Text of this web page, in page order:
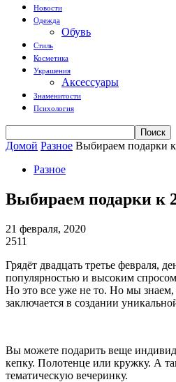
Новости
Одежда
Обувь
Стиль
Косметика
Украшения
Аксессуары
Знаменитости
Психология
Домой Разное Выбираем подарки
Разное
Выбираем подарки к
21 февраля, 2020
2511
Грядёт двадцать третье февраля,
популярностью и высоким
Но это все уже не то. Но мы
заключается в создании
Вы можете подарить веще
кепку. Полотенце или кружку. А
тематическую вечеринку.